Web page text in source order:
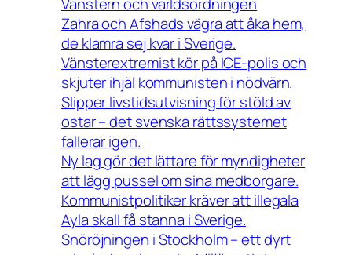
Vänstern och världsordningen
Zahra och Afshads vägra att åka hem,
de klamra sej kvar i Sverige.
Vänsterextremist kör på ICE-polis och
skjuter ihjäl kommunisten i nödvärn.
Slipper livstidsutvisning för stöld av
ostar – det svenska rättssystemet
fallerar igen.
Ny lag gör det lättare för myndigheter
att lägg pussel om sina medborgare.
Kommunistpolitiker kräver att illegala
Ayla skall få stanna i Sverige.
Snöröjningen i Stockholm – ett dyrt